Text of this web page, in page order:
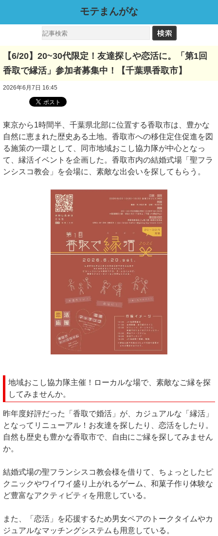
モテまんがな
【6/20】20~30代限定！友達探しや恋活に。「第1回
香取で縁活」参加者募集中！【千葉県香取市】
2026年6月7日 16:45
東京から1時間半、千葉県北部に位置する香取市は、豊かな
自然に恵まれた歴史ある土地。香取市への移住定住促進を図
る施策の一環として、同市地域おこし協力隊が中心となっ
て、縁活イベントを企画した。香取市内の結婚式場「聖フラ
ンシスコ教会」を会場に、素敵な出会いを探してもらう。
地域おこし協力隊主催！ローカルな場で、素敵なご縁を探
してみませんか。
昨年度好評だった「香取で婚活」が、カジュアルな「縁活」
となってリニューアル！お友達を探したり、恋活をしたり。
自然も歴史も豊かな香取市で、自由にご縁を探してみません
か。
結婚式場の聖フランシスコ教会様を借りて、ちょっとしたピ
クニックやワイワイ盛り上がれるゲーム、和菓子作り体験な
ど豊富なアクティビティを用意している。
また、「恋活」を応援するため男女ペアのトークタイムやカ
ジュアルなマッチングシステムも用意している。